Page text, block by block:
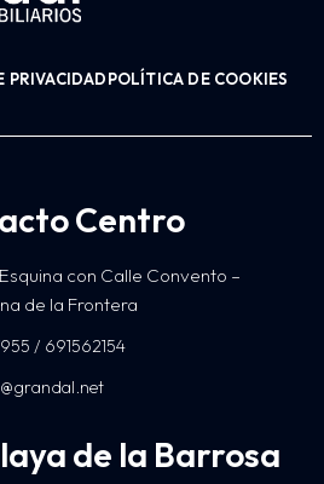
PRIVACIDADPOLÍTICA DE COOKIES
Centro
con Calle Convento –
de la Frontera
/ 691562154
de la Barrosa